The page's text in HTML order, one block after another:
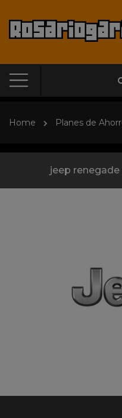
Home Planes de
jeep